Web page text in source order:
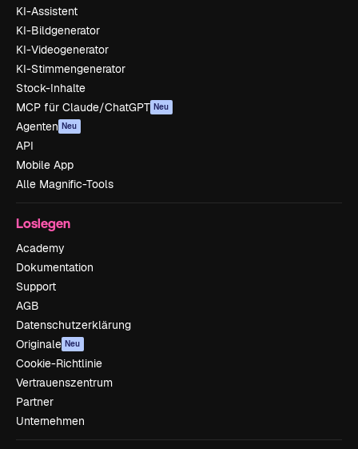
KI-Assistent
KI-Bildgenerator
KI-Videogenerator
KI-Stimmengenerator
Stock-Inhalte
MCP für Claude/ChatGPT Neu
Agenten Neu
API
Mobile App
Alle Magnific-Tools
Loslegen
Academy
Dokumentation
Support
AGB
Datenschutzerklärung
Originale Neu
Cookie-Richtlinie
Vertrauenszentrum
Partner
Unternehmen